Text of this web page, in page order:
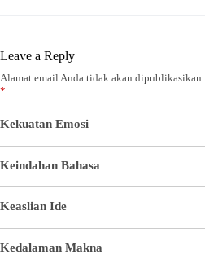
Leave a Reply
Alamat email Anda tidak akan dipublikasikan.
*
Kekuatan Emosi
Keindahan Bahasa
Keaslian Ide
Kedalaman Makna